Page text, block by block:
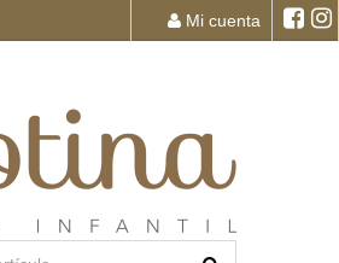
Mi cuenta